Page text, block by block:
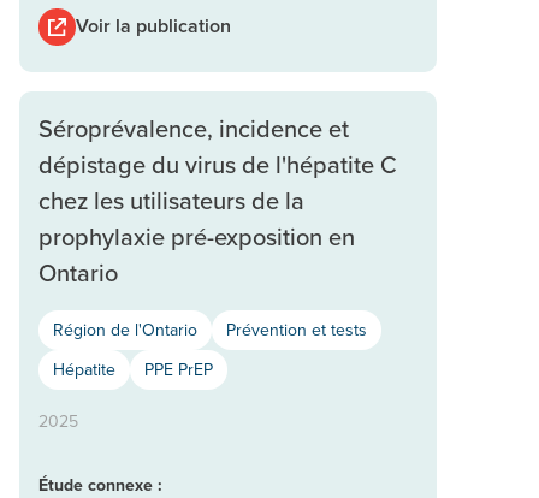
Voir la publication
Séroprévalence, incidence et
dépistage du virus de l'hépatite C
chez les utilisateurs de la
prophylaxie pré-exposition en
Ontario
Région de l'Ontario
Prévention et tests
Hépatite
PPE PrEP
2025
Étude connexe :